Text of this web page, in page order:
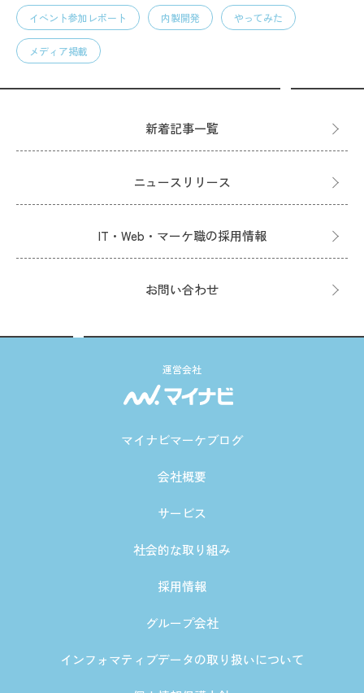
イベント参加レポート 内製開発 やってみた
メディア掲載
新着記事一覧
ニュースリリース
IT・Web・マーケ職の採用情報
お問い合わせ
運営会社
マイナビマーケブログ
会社概要
サービス
社会的な取り組み
採用情報
グループ会社
インフォマティブデータの取り扱いについて